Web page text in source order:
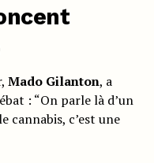
Mado Gilanton, a
: “On parle là d’un
cannabis, c’est une